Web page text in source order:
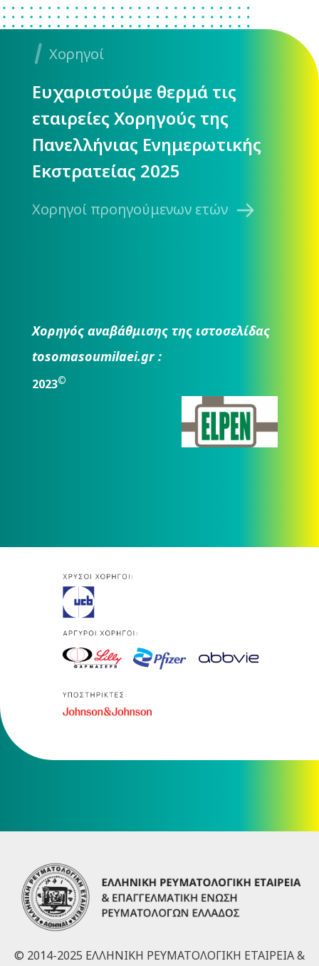
Χορηγοί
Ευχαριστούμε θερμά τις
εταιρείες Χορηγούς της
Πανελλήνιας Ενημερωτικής
Εκστρατείας 2025
Χορηγοί προηγούμενων ετών
Χορηγός αναβάθμισης της ιστοσελίδας
tosomasoumilaei.gr :
2023©
© 2014-2025 ΕΛΛΗΝΙΚΗ ΡΕΥΜΑΤΟΛΟΓΙΚΗ ΕΤΑΙΡΕΙΑ &